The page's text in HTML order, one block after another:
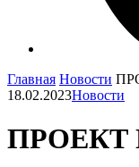
Главная Новости
18.02.2023Новости
ПРОЕКТ